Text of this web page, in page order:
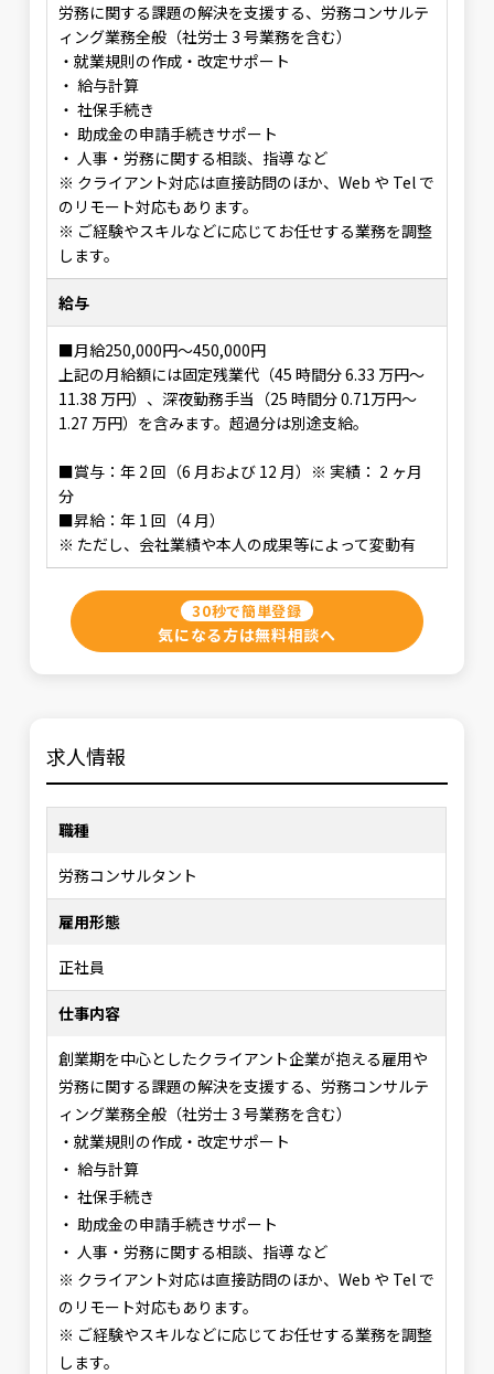
労務に関する課題の解決を支援する、労務コンサルテ
ィング業務全般（社労士 3 号業務を含む）
・就業規則の作成・改定サポート
・ 給与計算
・ 社保手続き
・ 助成金の申請手続きサポート
・ 人事・労務に関する相談、指導 など
※ クライアント対応は直接訪問のほか、Web や Tel で
のリモート対応もあります。
※ ご経験やスキルなどに応じてお任せする業務を調整
します。
給与
■月給250,000円～450,000円
上記の月給額には固定残業代（45 時間分 6.33 万円～
11.38 万円）、深夜勤務手当（25 時間分 0.71万円～
1.27 万円）を含みます。超過分は別途支給。
■賞与：年 2 回（6 月および 12 月）※ 実績： 2 ヶ月
分
■昇給：年 1 回（4 月）
※ ただし、会社業績や本人の成果等によって変動有
30秒で簡単登録
気になる方は無料相談へ
求人情報
職種
労務コンサルタント
雇用形態
正社員
仕事内容
創業期を中心としたクライアント企業が抱える雇用や
労務に関する課題の解決を支援する、労務コンサルテ
ィング業務全般（社労士 3 号業務を含む）
・就業規則の作成・改定サポート
・ 給与計算
・ 社保手続き
・ 助成金の申請手続きサポート
・ 人事・労務に関する相談、指導 など
※ クライアント対応は直接訪問のほか、Web や Tel で
のリモート対応もあります。
※ ご経験やスキルなどに応じてお任せする業務を調整
します。